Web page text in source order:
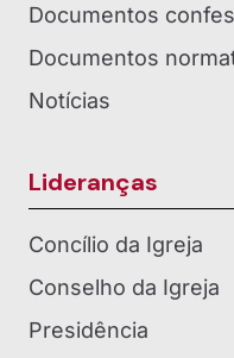
Documentos
Documentos
Notícias
Lideranças
Concílio da Igreja
Conselho da Igreja
Presidência